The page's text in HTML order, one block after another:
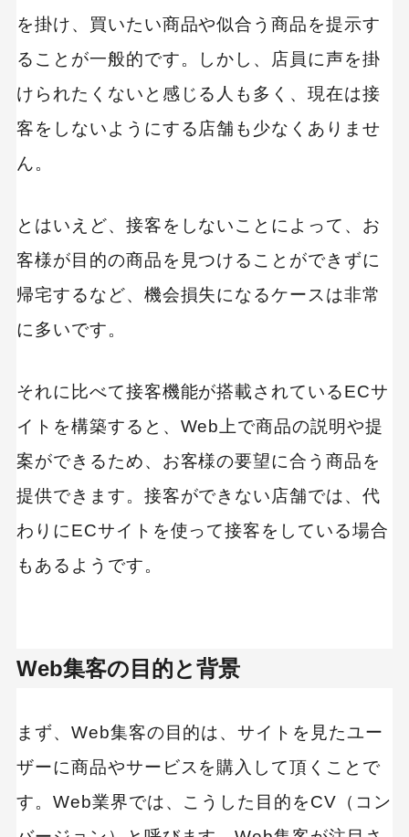
顧客体験を最大化できる｜（KARTE）
おもてなしを実現できる｜（SELF for EC）
Markething Cloud）
有人型でお問い合わせの作業効率を最適化でき
る｜（Intercom）
オンラインでオフライン接客ができる｜
（LiveCall）
チャットボット型導入事例
かご落ち・情報入力途中の離脱を防いで売上10
倍に
かご落ちの改善でCVRが200％に！
Web接客ツール導入の注意点
を掛け、買いたい商品や似合う商品を提示す
ることが一般的です。しかし、店員に声を掛
けられたくないと感じる人も多く、現在は接
客をしないようにする店舗も少なくありませ
ん。
とはいえど、接客をしないことによって、お
客様が目的の商品を見つけることができずに
帰宅するなど、機会損失になるケースは非常
に多いです。
それに比べて接客機能が搭載されているECサ
イトを構築すると、Web上で商品の説明や提
案ができるため、お客様の要望に合う商品を
提供できます。接客ができない店舗では、代
わりにECサイトを使って接客をしている場合
もあるようです。
Web集客の目的と背景
まず、Web集客の目的は、サイトを見たユー
ザーに商品やサービスを購入して頂くことで
す。Web業界では、こうした目的をCV（コン